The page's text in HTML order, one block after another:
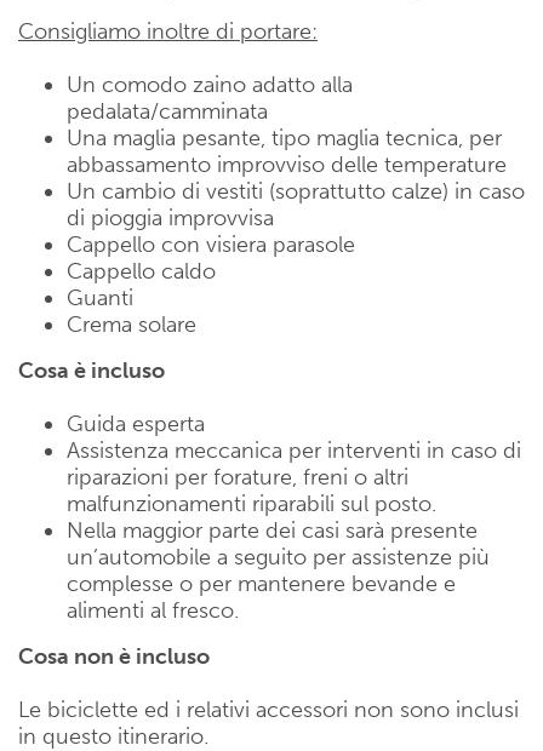
Consigliamo inoltre di portare:
Un comodo zaino adatto alla
pedalata/camminata
Una maglia pesante, tipo maglia tecnica, per
abbassamento improvviso delle temperature
Un cambio di vestiti (soprattutto calze) in caso
di pioggia improvvisa
Cappello con visiera parasole
Cappello caldo
Guanti
Crema solare
Cosa è incluso
Guida esperta
Assistenza meccanica per interventi in caso di
riparazioni per forature, freni o altri
malfunzionamenti riparabili sul posto.
Nella maggior parte dei casi sarà presente
un’automobile a seguito per assistenze più
complesse o per mantenere bevande e
alimenti al fresco.
Cosa non è incluso
Le biciclette ed i relativi accessori non sono inclusi
in questo itinerario.